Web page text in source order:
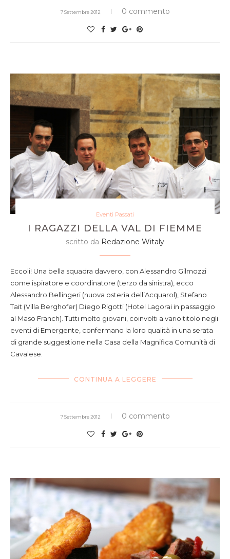
7 Settembre 2012 0 commento
Eventi Passati
I RAGAZZI DELLA VAL DI FIEMME
scritto da Redazione Witaly
Eccoli! Una bella squadra davvero, con Alessandro Gilmozzi
come ispiratore e coordinatore (terzo da sinistra), ecco
Alessandro Bellingeri (nuova osteria dell’Acquarol), Stefano
Tait (Villa Berghofer) Diego Rigotti (Hotel Lagorai in passaggio
al Maso Franch). Tutti molto giovani, coinvolti a vario titolo negli
eventi di Emergente, confermano la loro qualità in una serata
di grande suggestione nella Casa della Magnifica Comunità di
Cavalese.
CONTINUA A LEGGERE
7 Settembre 2012 0 commento